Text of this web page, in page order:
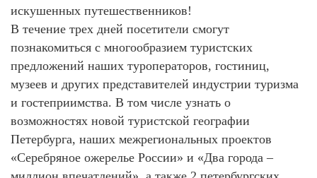
искушенных путешественников!
В течение трех дней посетители смогут
познакомиться с многообразием туристских
предложений наших туроператоров, гостиниц,
музеев и других представителей индустрии туризма
и гостеприимства. В том числе узнать о
возможностях новой туристской географии
Петербурга, наших межрегиональных проектов
«Серебряное ожерелье России» и «Два города –